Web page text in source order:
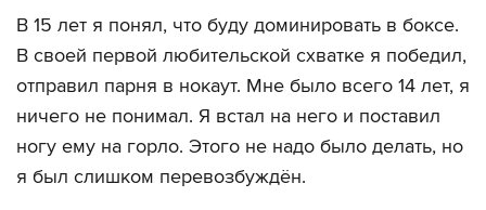
В 15 лет я понял, что буду доминировать в боксе.
В своей первой любительской схватке я победил,
отправил парня в нокаут. Мне было всего 14 лет, я
ничего не понимал. Я встал на него и поставил
ногу ему на горло. Этого не надо было делать, но
я был слишком перевозбуждён.